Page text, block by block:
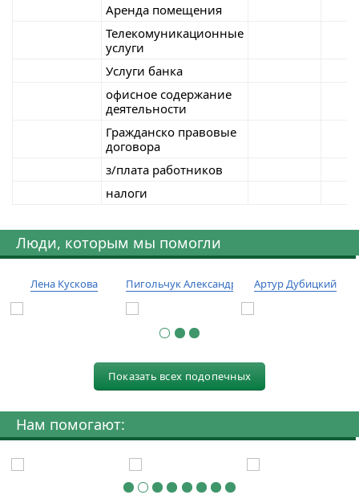
Аренда помещения
Телекомуникационные
услуги
Услуги банка
офисное содержание
деятельности
Гражданско правовые
договора
з/плата работников
налоги
Люди, которым мы помогли
Лена Кускова Пигольчук Александр Артур Дубицкий
Показать всех подопечных
Нам помогают: